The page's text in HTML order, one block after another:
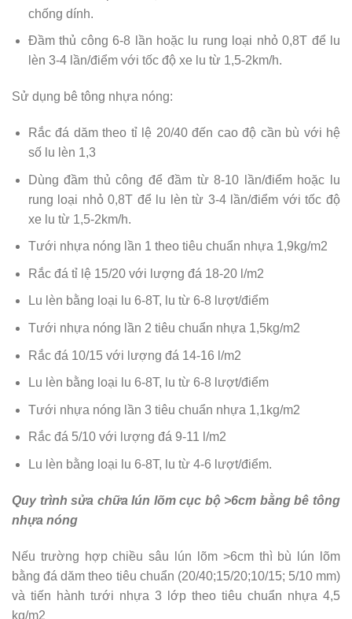
chống dính.
Đầm thủ công 6-8 lần hoặc lu rung loại nhỏ 0,8T để lu
lèn 3-4 lần/điểm với tốc độ xe lu từ 1,5-2km/h.
Sử dụng bê tông nhựa nóng:
Rắc đá dăm theo tỉ lệ 20/40 đến cao độ cần bù với hệ
số lu lèn 1,3
Dùng đầm thủ công để đầm từ 8-10 lần/điểm hoặc lu
rung loại nhỏ 0,8T để lu lèn từ 3-4 lần/điểm với tốc độ
xe lu từ 1,5-2km/h.
Tưới nhựa nóng lần 1 theo tiêu chuẩn nhựa 1,9kg/m2
Rắc đá tỉ lệ 15/20 với lượng đá 18-20 l/m2
Lu lèn bằng loại lu 6-8T, lu từ 6-8 lượt/điểm
Tưới nhựa nóng lần 2 tiêu chuẩn nhựa 1,5kg/m2
Rắc đá 10/15 với lượng đá 14-16 l/m2
Lu lèn bằng loại lu 6-8T, lu từ 6-8 lượt/điểm
Tưới nhựa nóng lần 3 tiêu chuẩn nhựa 1,1kg/m2
Rắc đá 5/10 với lượng đá 9-11 l/m2
Lu lèn bằng loại lu 6-8T, lu từ 4-6 lượt/điểm.
Quy trình sửa chữa lún lõm cục bộ >6cm bằng bê tông
nhựa nóng
Nếu trường hợp chiều sâu lún lõm >6cm thì bù lún lõm
bằng đá dăm theo tiêu chuẩn (20/40;15/20;10/15; 5/10 mm)
và tiến hành tưới nhựa 3 lớp theo tiêu chuẩn nhựa 4,5
kg/m2